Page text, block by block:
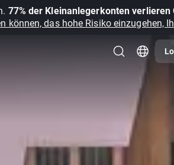
77% der Kleinanlegerkonten verlieren
das hohe Risiko einzugehen,